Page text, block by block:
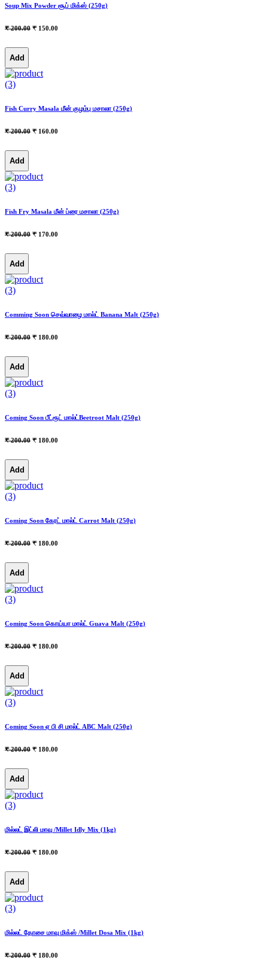
Soup Mix Powder சூப் மிக்ஸ் (250g)
₹ 200.00 ₹ 150.00
Add
(3)
Fish Curry Masala மீன் குழம்பு மசாலா (250g)
₹ 200.00 ₹ 160.00
Add
(3)
Fish Fry Masala மீன் ப்ரை மசாலா (250g)
₹ 200.00 ₹ 170.00
Add
(3)
Comming Soon செவ்வாழை மால்ட் Banana Malt (250g)
₹ 200.00 ₹ 180.00
Add
(3)
Coming Soon பீட்ரூட் மால்ட்Beetroot Malt (250g)
₹ 200.00 ₹ 180.00
Add
(3)
Coming Soon கேரட் மால்ட் Carrot Malt (250g)
₹ 200.00 ₹ 180.00
Add
(3)
Coming Soon கொய்யா மால்ட் Guava Malt (250g)
₹ 200.00 ₹ 180.00
Add
(3)
Coming Soon ஏ பி சி மால்ட் ABC Malt (250g)
₹ 200.00 ₹ 180.00
Add
(3)
மில்லட் இட்லி மாவு /Millet Idly Mix (1kg)
₹ 200.00 ₹ 180.00
Add
(3)
மில்லட் தோசை மாவு மிக்ஸ் /Millet Dosa Mix (1kg)
₹ 200.00 ₹ 180.00